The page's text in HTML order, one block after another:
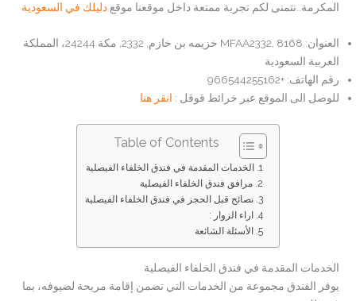
المكرمة..نتمنى لكم تجربة ممتعة داخل موقعنا موقعدليلك في السعودية
العنوان: MFAA2332, 8168 خزيمه بن خازم, 2332, مكة 24244، المملكة
العربية السعودية
رقم الهاتف: +966544255162
للوصل الى الموقع عبر خرائط قوقل : انقر هنا
Table of Contents
الخدمات المقدمة في فندق الخلفاء الفيصلية
مرافق فندق الخلفاء الفيصلية
نصائح قبل الحجز في فندق الخلفاء الفيصلية
اراء الزوار :
الأسئلة الشائعة
الخدمات المقدمة في فندق الخلفاء الفيصلية
يوفر الفندق مجموعة من الخدمات التي تضمن إقامة مريحة لضيوفه، بما